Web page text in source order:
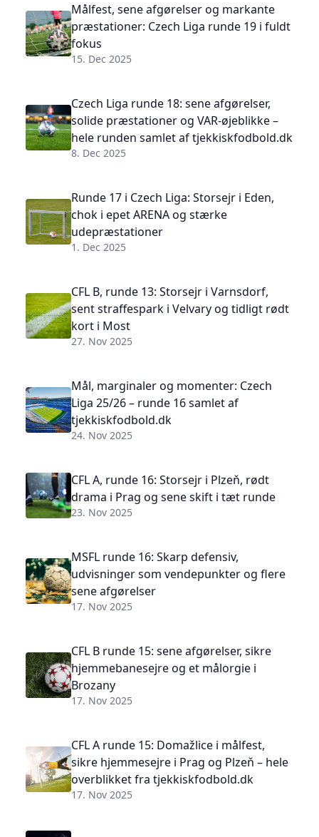
Målfest, sene afgørelser og markante
præstationer: Czech Liga runde 19 i fuldt
fokus
15. Dec 2025
Czech Liga runde 18: sene afgørelser,
solide præstationer og VAR-øjeblikke –
hele runden samlet af tjekkiskfodbold.dk
8. Dec 2025
Runde 17 i Czech Liga: Storsejr i Eden,
chok i epet ARENA og stærke
udepræstationer
1. Dec 2025
CFL B, runde 13: Storsejr i Varnsdorf,
sent straffespark i Velvary og tidligt rødt
kort i Most
27. Nov 2025
Mål, marginaler og momenter: Czech
Liga 25/26 – runde 16 samlet af
tjekkiskfodbold.dk
24. Nov 2025
CFL A, runde 16: Storsejr i Plzeň, rødt
drama i Prag og sene skift i tæt runde
23. Nov 2025
MSFL runde 16: Skarp defensiv,
udvisninger som vendepunkter og flere
sene afgørelser
17. Nov 2025
CFL B runde 15: sene afgørelser, sikre
hjemmebanesejre og et målorgie i
Brozany
17. Nov 2025
CFL A runde 15: Domažlice i målfest,
sikre hjemmesejre i Prag og Plzeň – hele
overblikket fra tjekkiskfodbold.dk
17. Nov 2025